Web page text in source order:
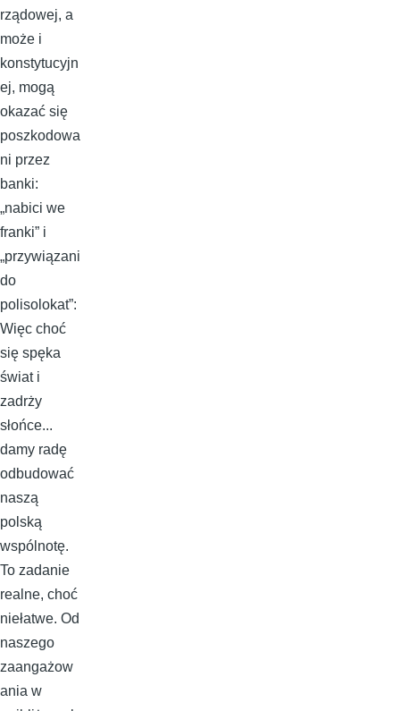
rządowej, a
może i
konstytucyjn
ej, mogą
okazać się
poszkodowa
ni przez
banki:
„nabici we
franki” i
„przywiązani
do
polisolokat”:
Więc choć
się spęka
świat i
zadrży
słońce...
damy radę
odbudować
naszą
polską
wspólnotę.
To zadanie
realne, choć
niełatwe. Od
naszego
zaangażow
ania w